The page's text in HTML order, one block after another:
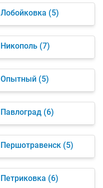
Лобойковка (5)
Никополь (7)
Опытный (5)
Павлоград (6)
Першотравенск (5)
Петриковка (6)